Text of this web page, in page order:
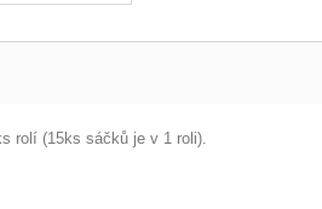
rolí (15ks sáčků je v 1 roli).